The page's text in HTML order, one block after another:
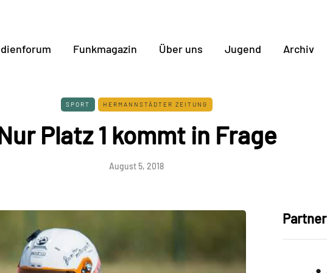
Funkmagazin Über uns Jugend Archiv
SPORT HERMANNSTÄDTER ZEITUNG
Platz 1 kommt in Frage
August 5, 2018
Partner